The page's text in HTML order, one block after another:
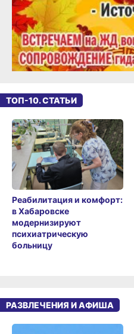
ТОП-10. СТАТЬИ
Реабилитация и комфорт:
в Хабаровске
модернизируют
психиатрическую
больницу
РАЗВЛЕЧЕНИЯ И АФИША